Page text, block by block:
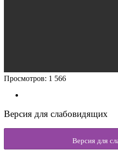
Просмотров: 1 566
Версия для слабовидящих
Версия для